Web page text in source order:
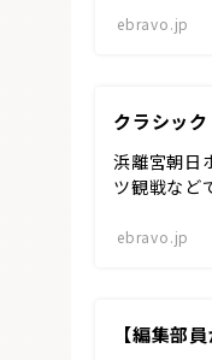
ebravo.jp
クラシッ
浜離宮朝日
ツ観戦など
ebravo.jp
【編集部